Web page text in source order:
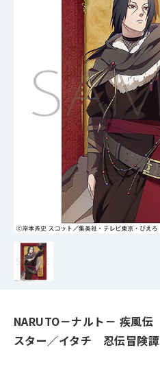
NARUTO－ナルト－ 疾風
スター／イタチ 忍伝冒険譚